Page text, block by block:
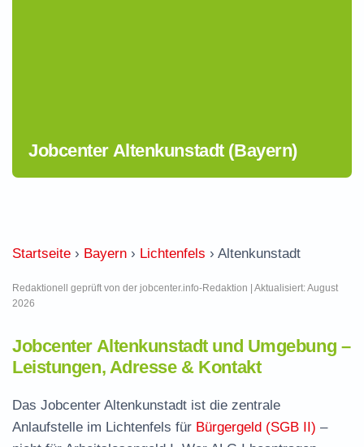
Jobcenter Altenkunstadt (Bayern)
Startseite › Bayern › Lichtenfels › Altenkunstadt
Redaktionell geprüft von der jobcenter.info-Redaktion | Aktualisiert: August
2026
Jobcenter Altenkunstadt und Umgebung –
Leistungen, Adresse & Kontakt
Das Jobcenter Altenkunstadt ist die zentrale
Anlaufstelle im Lichtenfels für Bürgergeld (SGB II) –